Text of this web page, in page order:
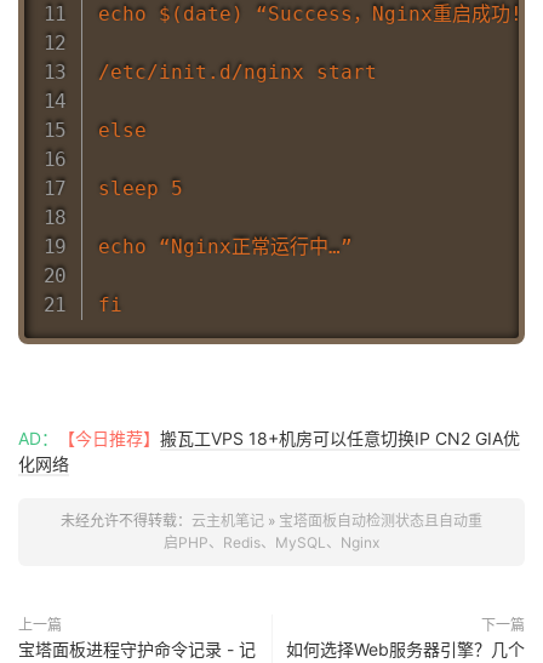
echo $(date) “Success，Nginx重启成
/etc/init.d/nginx start
else
sleep 5
echo “Nginx正常运行中…”
AD： 【今日推荐】 搬瓦工VPS 18+机房可以任意切换IP CN2 GIA优
化网络
未经允许不得转载： 云主机笔记 » 宝塔面板自动检测状态且自动重
启PHP、Redis、MySQL、Nginx
上一篇
宝塔面板进程守护命令记录 - 记
下一篇
如何选择Web服务器引擎？几个